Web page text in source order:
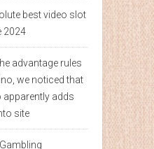
best video slot
2024
advantage rules
we noticed that
adds
site